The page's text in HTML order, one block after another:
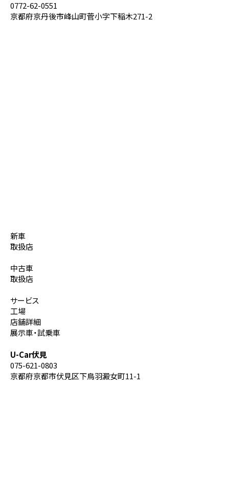
0772-62-0551
京都府京丹後市峰山町菅小字下稲木271-2
新車
取扱店
中古車
取扱店
サービス
工場
店舗詳細
展示車・試乗車
U-Car伏見
075-621-0803
京都府京都市伏見区下鳥羽澱女町11-1